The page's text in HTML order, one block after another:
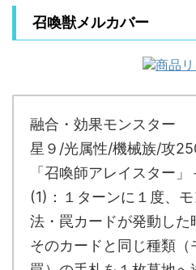
召喚獣メルカバー
融合・効果モンスター
星９/光属性/機械族/攻
「召喚師アレイスター
(1)：１ターンに１度、
法・罠カードが発動した
そのカードと同じ種類（